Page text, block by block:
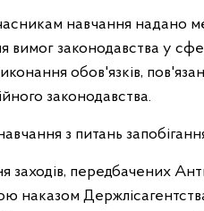
навчання надано
вимог законодавства у
обов'язків,
законодавства.
з питань
заходів, передбачених
наказом